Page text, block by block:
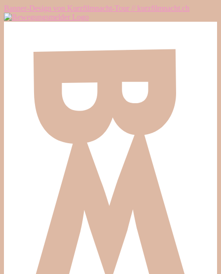
Banner-Design von Kurzfilmnacht-Tour // kurzfilmnacht.ch